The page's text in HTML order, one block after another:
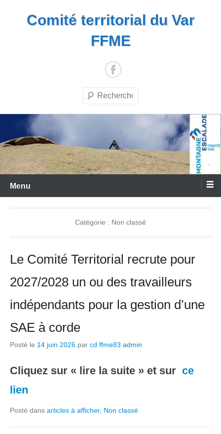
Comité territorial du Var
FFME
Recherche
Menu
Catégorie : Non classé
Le Comité Territorial recrute pour
2027/2028 un ou des travailleurs
indépendants pour la gestion d’une
SAE à corde
Posté le 14 juin 2026 par cd ffme83 admin
Cliquez sur « lire la suite » et sur ce
lien
Posté dans articles à afficher, Non classé